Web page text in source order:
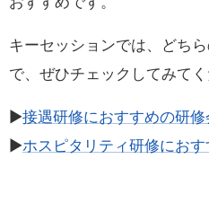
キーセッションでは、どち
で、ぜひチェックしてみてく
▶接遇研修におすすめの研
▶ホスピタリティ研修にお